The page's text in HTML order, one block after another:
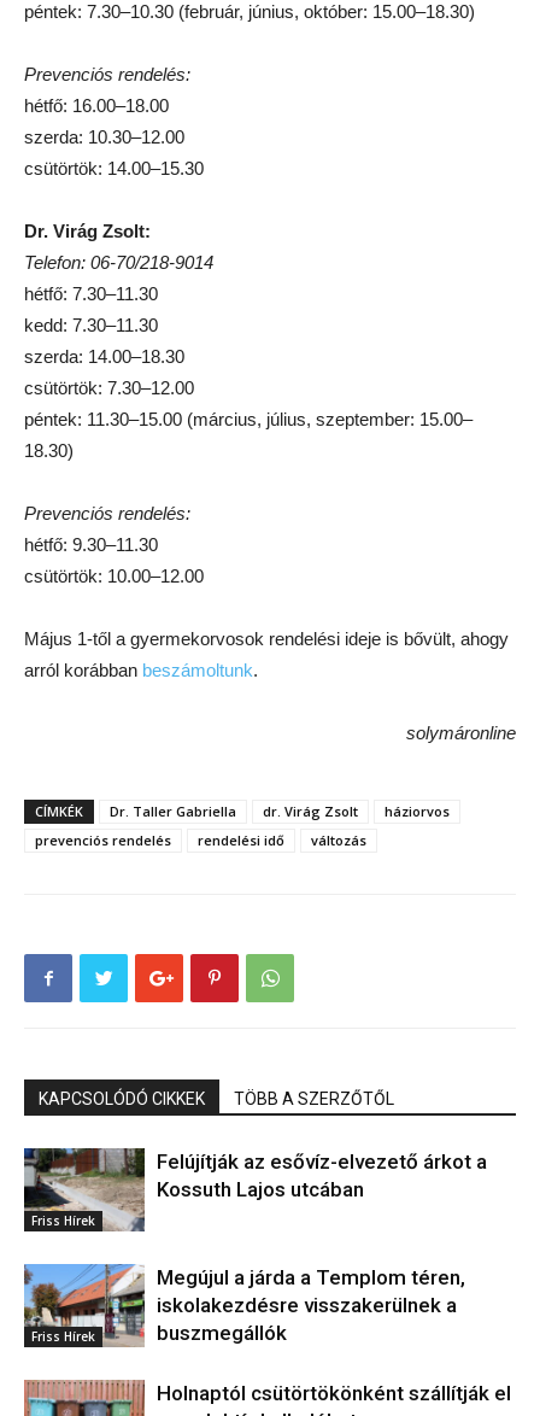
péntek: 7.30–10.30 (február, június, október: 15.00–18.30)
Prevenciós rendelés:
hétfő: 16.00–18.00
szerda: 10.30–12.00
csütörtök: 14.00–15.30
Dr. Virág Zsolt:
Telefon: 06-70/218-9014
hétfő: 7.30–11.30
kedd: 7.30–11.30
szerda: 14.00–18.30
csütörtök: 7.30–12.00
péntek: 11.30–15.00 (március, július, szeptember: 15.00–
18.30)
Prevenciós rendelés:
hétfő: 9.30–11.30
csütörtök: 10.00–12.00
Május 1-től a gyermekorvosok rendelési ideje is bővült, ahogy
arról korábban beszámoltunk.
solymáronline
CÍMKÉK Dr. Taller Gabriella dr. Virág Zsolt
háziorvos
prevenciós rendelés
rendelési idő változás
KAPCSOLÓDÓ CIKKEK TÖBB A SZERZŐTŐL
Friss Hírek
Felújítják az esővíz-elvezető árkot a
Kossuth Lajos utcában
Friss Hírek
Megújul a járda a Templom téren,
iskolakezdésre visszakerülnek a
buszmegállók
Holnaptól csütörtökönként szállítják el